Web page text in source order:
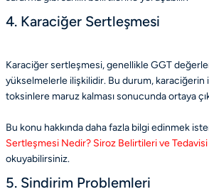
4. Karaciğer Sertleşmesi
Karaciğer sertleşmesi, genellikle GGT
yükselmelerle ilişkilidir. Bu durum, karaciğerin
toksinlere maruz kalması sonucunda ortaya
Bu konu hakkında daha fazla bilgi edinmek
Sertleşmesi Nedir? Siroz Belirtileri ve Tedavisi
okuyabilirsiniz.
5. Sindirim Problemleri